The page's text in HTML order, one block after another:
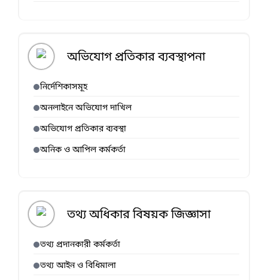
অভিযোগ প্রতিকার ব্যবস্থাপনা
নির্দেশিকাসমূহ
অনলাইনে অভিযোগ দাখিল
অভিযোগ প্রতিকার ব্যবস্থা
অনিক ও আপিল কর্মকর্তা
তথ্য অধিকার বিষয়ক জিজ্ঞাসা
তথ্য প্রদানকারী কর্মকর্তা
তথ্য আইন ও বিধিমালা